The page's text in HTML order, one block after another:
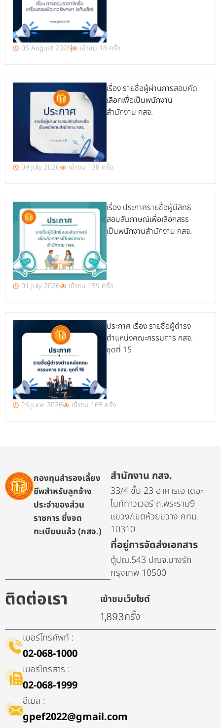
05 August 2026 เข้าชม 18 ครั้ง
เรื่อง รายชื่อผู้ผ่านการสอบคัด
เลือกเพื่อเป็นพนักงาน
สำนักงาน กสจ.
09 July 2026 เข้าชม 138 ครั้ง
เรื่อง ประกาศรายชื่อผู้มีสิทธิ
สอบสัมภาษณ์เพื่อเลือกสรร
เป็นพนักงานสำนักงาน กสจ.
01 July 2026 เข้าชม 159 ครั้ง
ประกาศ เรื่อง รายชื่อผู้ดำรง
ตำแหน่งคณะกรรมการ กสจ.
ชุดที่ 15
26 June 2026 เข้าชม 165 ครั้ง
กองทุนสำรองเลี้ยง
ชีพสำหรับลูกจ้าง
ประจำของส่วน
ราชการ ซึ่งจด
ทะเบียนแล้ว (กสจ.)
สำนักงาน กสจ.
33/4 ชั้น 23 อาคารเอ เดอะ
ไนท์ทาวเวอร์ ถ.พระราม9
แขวง/เขตห้วยขวาง กทม.
10310
ที่อยู่การจัดส่งเอกสาร
ตู้ปณ.543 ปณจ.บางรัก
กรุงเทพ 10500
ติดต่อเรา เข้าชมเว็บไซต์
1,893ครั้ง
เบอร์โทรศัพท์ :
02-068-1000
เบอร์โทรสาร :
02-068-1999
อีเมล :
gpef2022@gmail.com